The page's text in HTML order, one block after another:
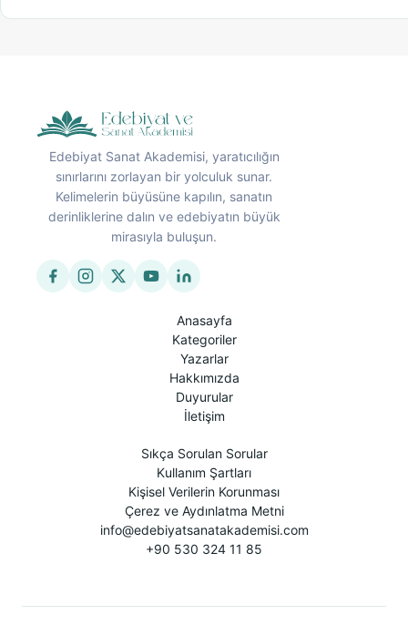
Edebiyat Sanat Akademisi, yaratıcılığın
sınırlarını zorlayan bir yolculuk sunar.
Kelimelerin büyüsüne kapılın, sanatın
derinliklerine dalın ve edebiyatın büyük
mirasıyla buluşun.
Anasayfa
Kategoriler
Yazarlar
Hakkımızda
Duyurular
İletişim
Sıkça Sorulan Sorular
Kullanım Şartları
Kişisel Verilerin Korunması
Çerez ve Aydınlatma Metni
info@edebiyatsanatakademisi.com
+90 530 324 11 85